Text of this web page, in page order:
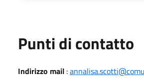
Punti di contatto
Indirizzo mail :